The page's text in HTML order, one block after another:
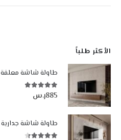
الأكثر طلباً
طاولة شاشة معلقة 280 سم لون بني DE-107
4.84 من أصل 5 885ر.س
طاولة شاشة جدارية 280 سم لون أسود DE-106